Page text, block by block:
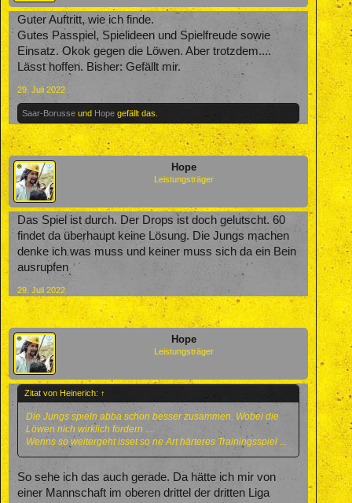
Guter Auftritt, wie ich finde.
Gutes Passpiel, Spielideen und Spielfreude sowie
Einsatz. Okok gegen die Löwen. Aber trotzdem....
Lässt hoffen. Bisher: Gefällt mir.
29. Juli 2022
Saar-Borusse und Hope gefällt das.
Hope
Leistungsträger
Das Spiel ist durch. Der Drops ist doch gelutscht. 60
findet da überhaupt keine Lösung. Die Jungs machen
denke ich was muss und keiner muss sich da ein Bein
ausrupfen
29. Juli 2022
Hope
Leistungsträger
Zitat von Heinerich: ↑
Die Jungs spieln abba schon besser zusammen. Wobei die
Löwen nich wirklich fordern ....
Wenns so weitergeht isset so ne Art härteres Trainingsspiel ...
So sehe ich das auch gerade. Da hätte ich mir von
einer Mannschaft im oberen drittel der dritten Liga